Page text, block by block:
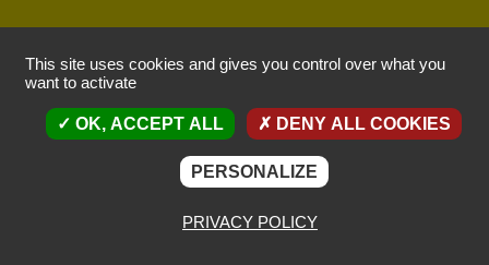
Mentions légales
Politique de confidentialité
Réalisé par Imagic – 2022
This site uses cookies and gives you control over what you
want to activate
OK, ACCEPT ALL DENY ALL COOKIES
PERSONALIZE
PRIVACY POLICY